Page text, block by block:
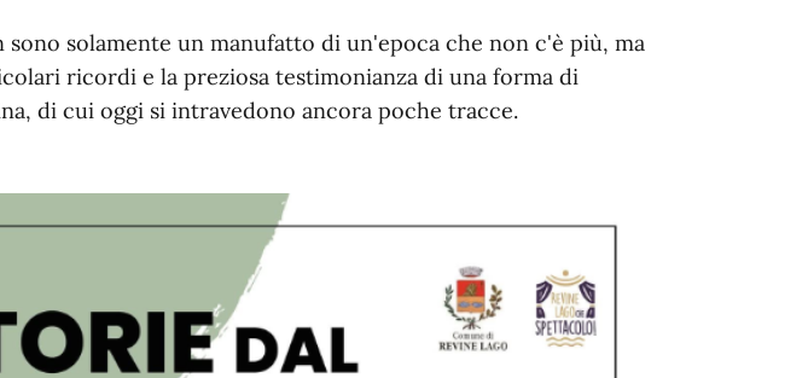
sono solamente un manufatto di un'epoca che non c'è più, ma
ricordi e la preziosa testimonianza di una forma di
di cui oggi si intravedono ancora poche tracce.